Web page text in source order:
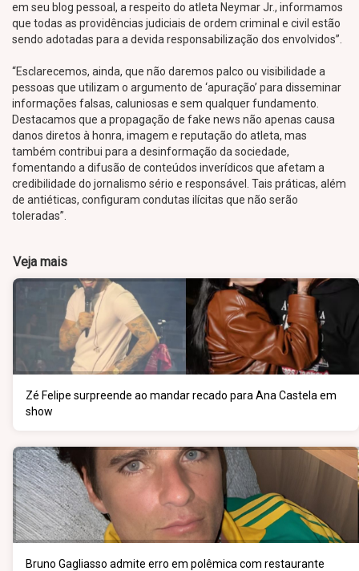
em seu blog pessoal, a respeito do atleta Neymar Jr., informamos
que todas as providências judiciais de ordem criminal e civil estão
sendo adotadas para a devida responsabilização dos envolvidos”.
“Esclarecemos, ainda, que não daremos palco ou visibilidade a
pessoas que utilizam o argumento de ‘apuração’ para disseminar
informações falsas, caluniosas e sem qualquer fundamento.
Destacamos que a propagação de fake news não apenas causa
danos diretos à honra, imagem e reputação do atleta, mas
também contribui para a desinformação da sociedade,
fomentando a difusão de conteúdos inverídicos que afetam a
credibilidade do jornalismo sério e responsável. Tais práticas, além
de antiéticas, configuram condutas ilícitas que não serão
toleradas”.
Veja mais
Zé Felipe surpreende ao mandar recado para Ana Castela em
show
Bruno Gagliasso admite erro em polêmica com restaurante